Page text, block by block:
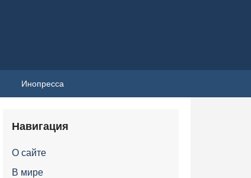
Инопресса
Навигация
О сайте
В мире